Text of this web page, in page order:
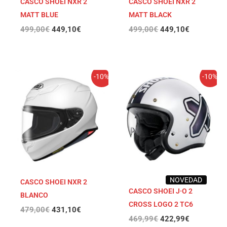
MATT BLUE
499,00€ 449,10€
MATT BLACK
499,00€ 449,10€
-10%
CASCO SHOEI NXR 2
BLANCO
479,00€
precio
original
479,00€.
431,10€
precio
actual
es:
431,10€.
-10%
NOVEDAD
CASCO SHOEI J·O 2
CROSS LOGO 2 TC6
469,99€
precio
469,99€.
422,99€
precio
actual
es:
422,99€.